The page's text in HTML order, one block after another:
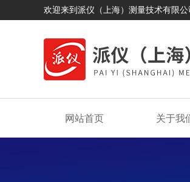
欢迎来到派仪（上海）测量技术有限公
网站首页 关于我